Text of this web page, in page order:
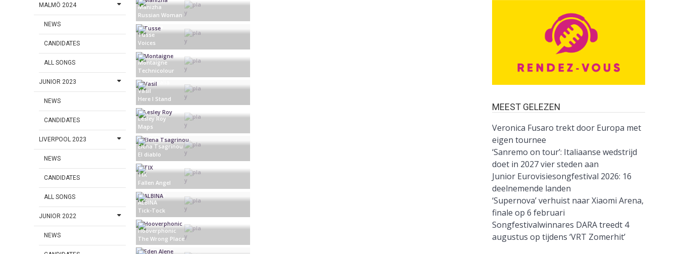
MALMÖ 2024
NEWS
CANDIDATES
ALL SONGS
JUNIOR 2023
NEWS
CANDIDATES
LIVERPOOL 2023
NEWS
CANDIDATES
ALL SONGS
JUNIOR 2022
NEWS
Russia
Manizha
Russian Woman
Sweden
Tusse
Voices
Australia
Montaigne
Technicolour
North Macedonia
Vasil
Here I Stand
Ireland
Lesley Roy
Maps
Cyprus
Elena Tsagrinou
El diablo
Norway
TIX
Fallen Angel
Croatia
ALBINA
Tick-Tock
Belgium
Hooverphonic
The Wrong Place
MEEST GELEZEN
Veronica Fusaro trekt door Europa met
eigen tournee
‘Sanremo on tour’: Italiaanse wedstrijd
doet in 2027 vier steden aan
Junior Eurovisiesongfestival 2026: 16
deelnemende landen
‘Supernova’ verhuist naar Xiaomi Arena,
finale op 6 februari
Songfestivalwinnares DARA treedt 4
augustus op tijdens ‘VRT Zomerhit’